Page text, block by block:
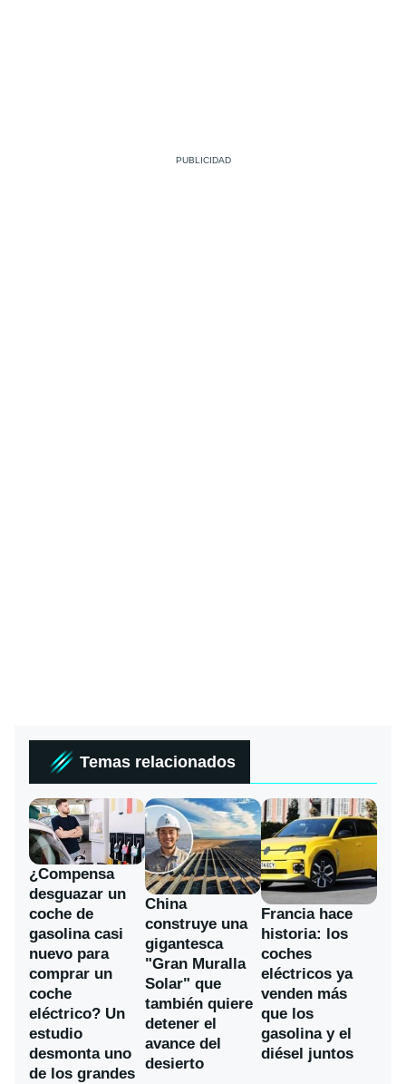
Temas relacionados
¿Compensa
desguazar un
coche de
gasolina casi
nuevo para
comprar un
coche
eléctrico? Un
estudio
desmonta uno
de los grandes
China
construye una
gigantesca
"Gran Muralla
Solar" que
también quiere
detener el
avance del
desierto
Francia hace
historia: los
coches
eléctricos ya
venden más
que los
gasolina y el
diésel juntos